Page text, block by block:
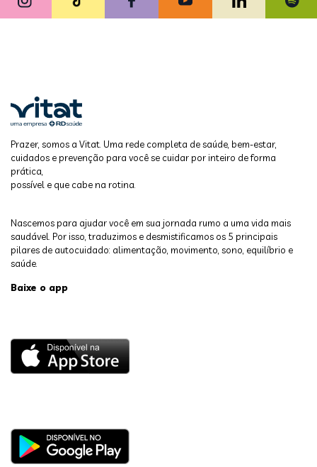
Prazer, somos a Vitat. Uma rede completa de saúde, bem-estar,
cuidados e prevenção para você se cuidar por inteiro de forma
prática,
possível e que cabe na rotina.
Nascemos para ajudar você em sua jornada rumo a uma vida mais
saudável. Por isso, traduzimos e desmistificamos os 5 principais
pilares de autocuidado: alimentação, movimento, sono, equilíbrio e
saúde.
Baixe o app